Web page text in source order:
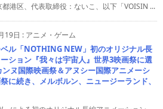
港区、代表取締役：ないこ、以下「VOISIN ...
19日 : アニメ・ゲーム
ル「NOTHING NEW」初のオリジナル長
ション『我々は宇宙人』世界3映画祭に選
ンヌ国際映画祭＆アヌシー国際アニメーシ
に続き、メルボルン、ニュージーランド、